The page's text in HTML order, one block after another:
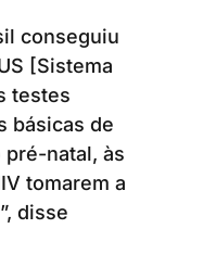
conseguiu
[Sistema
testes
básicas de
pré-natal, às
tomarem a
disse